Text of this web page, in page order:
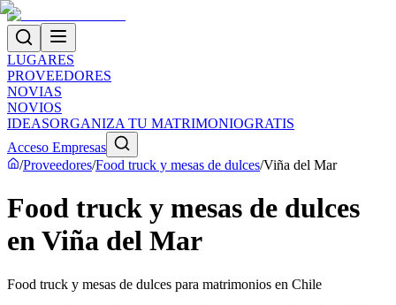
LUGARES
PROVEEDORES
NOVIAS
NOVIOS
IDEASORGANIZA TU MATRIMONIOGRATIS
Acceso Empresas
/Proveedores/Food truck y mesas de dulces/Viña del Mar
Food truck y mesas de dulces
en Viña del Mar
Food truck y mesas de dulces para matrimonios en Chile